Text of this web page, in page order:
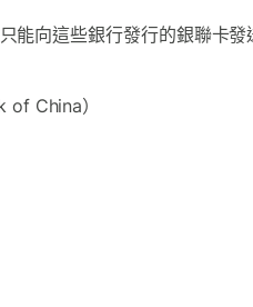
能向這些銀行發行的銀聯卡發
China）